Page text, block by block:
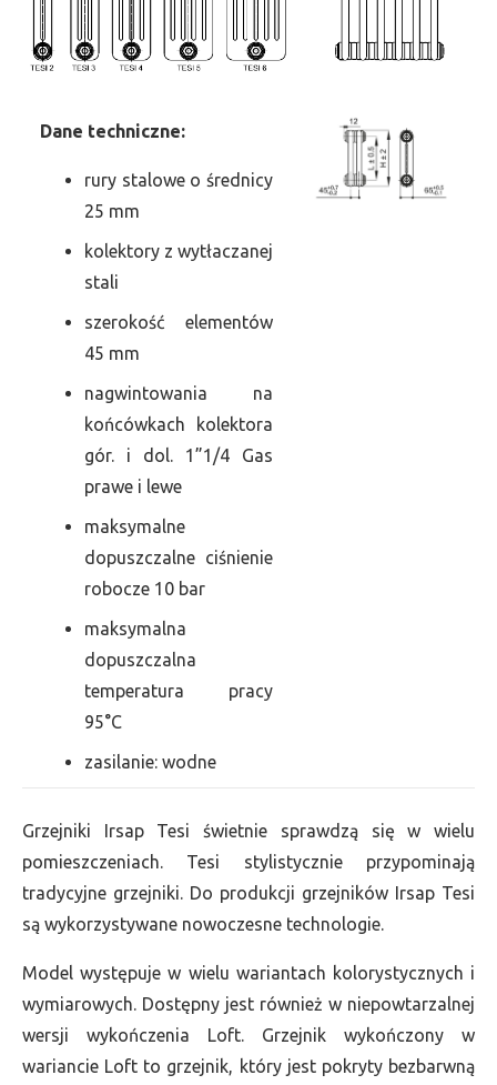
Dane techniczne:
rury stalowe o średnicy
25 mm
kolektory z wytłaczanej
stali
szerokość elementów
45 mm
nagwintowania na
końcówkach kolektora
gór. i dol. 1”1/4 Gas
prawe i lewe
maksymalne
dopuszczalne ciśnienie
robocze 10 bar
maksymalna
dopuszczalna
temperatura pracy
95°C
zasilanie: wodne
Grzejniki Irsap Tesi świetnie sprawdzą się w wielu
pomieszczeniach. Tesi stylistycznie przypominają
tradycyjne grzejniki. Do produkcji grzejników Irsap Tesi
są wykorzystywane nowoczesne technologie.
Model występuje w wielu wariantach kolorystycznych i
wymiarowych. Dostępny jest również w niepowtarzalnej
wersji wykończenia Loft. Grzejnik wykończony w
wariancie Loft to grzejnik, który jest pokryty bezbarwną